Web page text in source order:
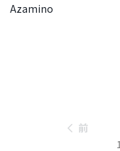
Azamino
前